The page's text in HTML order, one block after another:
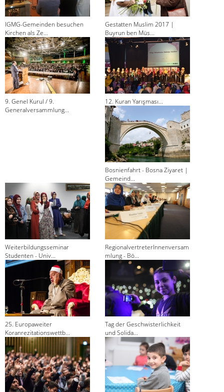
IGMG-Gemeinden besuchen
Kirchen als Ze...
Gestatten Muslim 2017 |
Buyrun ben Müs...
9. Genel Kurul / 9.
Generalversammlung...
12. Kuran Yarışması...
Bosnienfahrt - Bosna Ziyaret |
Gemeind...
Weiterbildungsseminar
Studenten - Univ...
RegionalvertreterInnenversam
mlung - Bö...
25. Europaweiter
Koranrezitationswettb...
Tag der Geschwisterlichkeit
und Solida...